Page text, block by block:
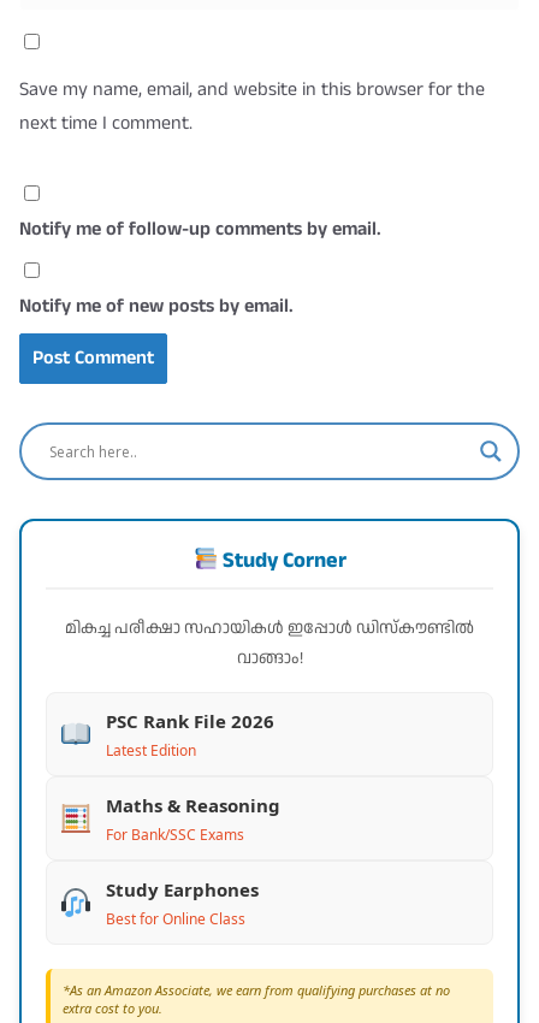
Save my name, email, and website in this browser for the
next time I comment.
Notify me of follow-up comments by email.
Notify me of new posts by email.
Study Corner
മികച്ച പരീക്ഷാ സഹായികൾ ഇപ്പോൾ ഡിസ്കൗണ്ടിൽ
വാങ്ങാം!
PSC Rank File 2026
Latest Edition
Maths & Reasoning
For Bank/SSC Exams
Study Earphones
Best for Online Class
*As an Amazon Associate, we earn from qualifying purchases at no
extra cost to you.